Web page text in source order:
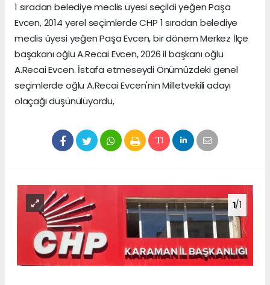
1 sıradan belediye meclis üyesi seçildi yeğen Paşa
Evcen, 2014 yerel seçimlerde CHP 1 sıradan belediye
meclis üyesi yeğen Paşa Evcen, bir dönem Merkez İlçe
başakanı oğlu A.Recai Evcen, 2026 il başkanı oğlu
A.Recai Evcen. İstafa etmeseydi Önümüzdeki genel
seçimlerde oğlu A.Recai Evcen'nin Milletvekili adayı
olaçağı düşünülüyordu,
1/1